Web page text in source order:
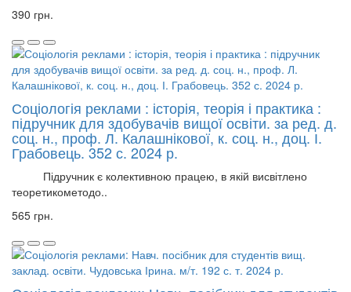
390 грн.
Соціологія реклами : історія, теорія і практика :
підручник для здобувачів вищої освіти. за ред. д.
соц. н., проф. Л. Калашнікової, к. соц. н., доц. І.
Грабовець. 352 с. 2024 р.
Підручник є колективною працею, в якій висвітлено
теоретикометодо..
565 грн.